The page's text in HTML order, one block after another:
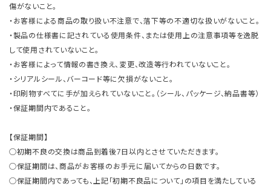
傷がないこと。
・お客様による商品の取り扱い不注意で、落下等の不適切な扱いがないこと。
・製品の仕様書に記されている使用条件、または使用上の注意事項等を逸脱
して使用されていないこと。
・お客様によって情報の書き換え、変更、改造等行われていないこと。
・シリアルシール、バーコード等に欠損がないこと。
・印刷物すべてに手が加えられていないこと。（シール、パッケージ、納品書等）
・保証期間内であること。
【保証期間】
○初期不良の交換は商品到着後7日以内とさせていただきます。
○保証期間は、商品がお客様のお手元に届いてからの日数です。
○保証期間内であっても、上記「初期不良品について」の項目を満たしている